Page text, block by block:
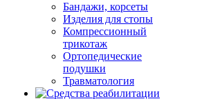
Бандажи, корсеты
Изделия для стопы
Компрессионный
трикотаж
Ортопедические
подушки
Травматология